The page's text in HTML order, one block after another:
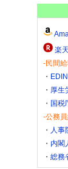
楽
-民間
・
・ 厚生
・ 国税
-公務
・ 人事
・ 内閣
・総務